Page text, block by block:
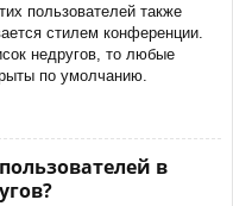
пользователей также
стилем конференции.
недругов, то любые
по умолчанию.
в